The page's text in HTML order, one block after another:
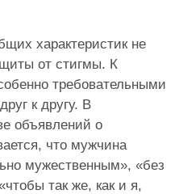
характеристик не
от стигмы. К
требовательными
к другу. В
объявлений о
что мужчина
мужественным», «без
так же, как и я,